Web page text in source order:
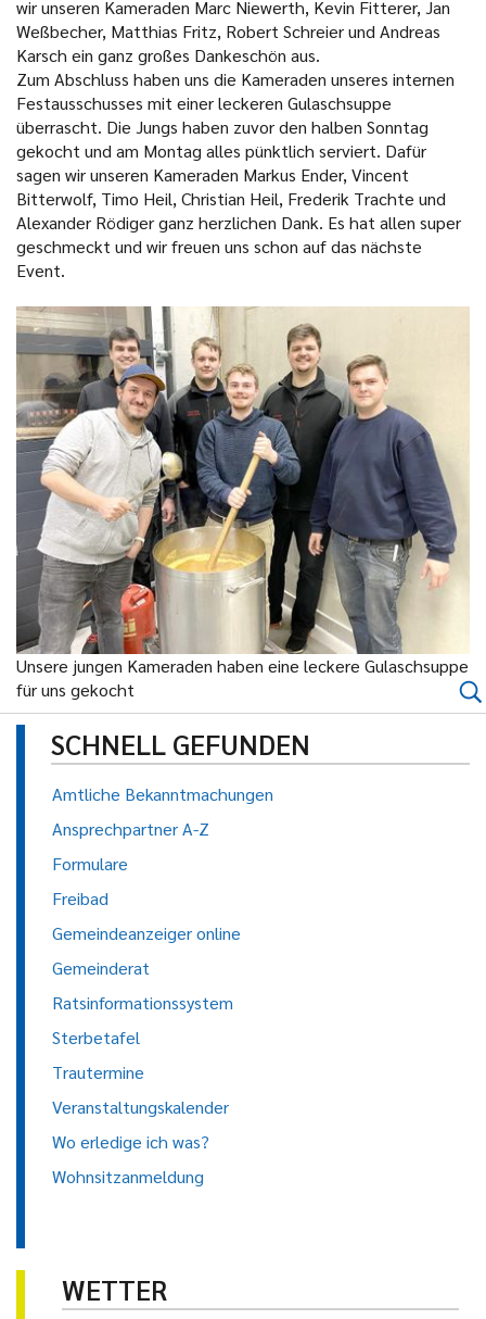
wir unseren Kameraden Marc Niewerth, Kevin Fitterer, Jan
Weßbecher, Matthias Fritz, Robert Schreier und Andreas
Karsch ein ganz großes Dankeschön aus.
Zum Abschluss haben uns die Kameraden unseres internen
Festausschusses mit einer leckeren Gulaschsuppe
überrascht. Die Jungs haben zuvor den halben Sonntag
gekocht und am Montag alles pünktlich serviert. Dafür
sagen wir unseren Kameraden Markus Ender, Vincent
Bitterwolf, Timo Heil, Christian Heil, Frederik Trachte und
Alexander Rödiger ganz herzlichen Dank. Es hat allen super
geschmeckt und wir freuen uns schon auf das nächste
Event.
Unsere jungen Kameraden haben eine leckere Gulaschsuppe
für uns gekocht
SCHNELL GEFUNDEN
Amtliche Bekanntmachungen
Ansprechpartner A-Z
Formulare
Freibad
Gemeindeanzeiger online
Gemeinderat
Ratsinformationssystem
Sterbetafel
Trautermine
Veranstaltungskalender
Wo erledige ich was?
Wohnsitzanmeldung
WETTER